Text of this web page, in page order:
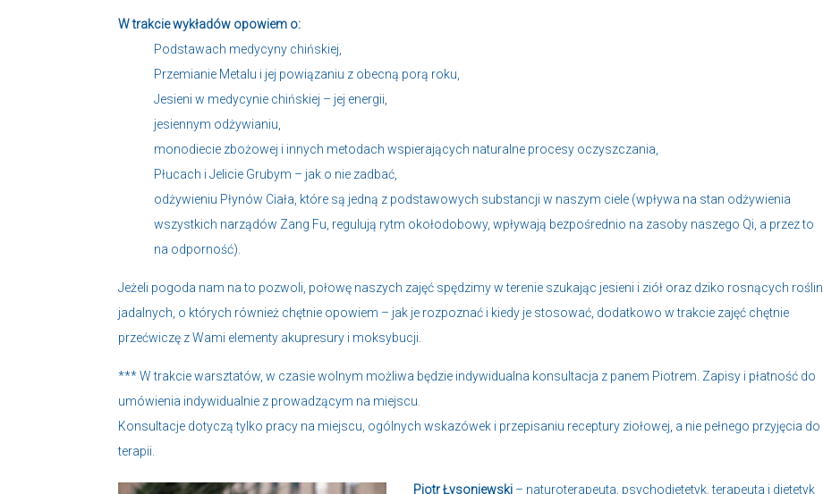
W trakcie wykładów opowiem o:
Podstawach medycyny chińskiej,
Przemianie Metalu i jej powiązaniu z obecną porą roku,
Jesieni w medycynie chińskiej – jej energii,
jesiennym odżywianiu,
monodiecie zbożowej i innych metodach wspierających naturalne procesy oczyszczania,
Płucach i Jelicie Grubym – jak o nie zadbać,
odżywieniu Płynów Ciała, które są jedną z podstawowych substancji w naszym ciele (wpływa na stan odżywienia
wszystkich narządów Zang Fu, regulują rytm okołodobowy, wpływają bezpośrednio na zasoby naszego Qi, a przez to
na odporność).
Jeżeli pogoda nam na to pozwoli, połowę naszych zajęć spędzimy w terenie szukając jesieni i ziół oraz dziko rosnących roślin
jadalnych, o których również chętnie opowiem – jak je rozpoznać i kiedy je stosować, dodatkowo w trakcie zajęć chętnie
przećwiczę z Wami elementy akupresury i moksybucji.
*** W trakcie warsztatów, w czasie wolnym możliwa będzie indywidualna konsultacja z panem Piotrem. Zapisy i płatność do
umówienia indywidualnie z prowadzącym na miejscu.
Konsultacje dotyczą tylko pracy na miejscu, ogólnych wskazówek i przepisaniu receptury ziołowej, a nie pełnego przyjęcia do
terapii.
Piotr Łysoniewski – naturoterapeuta, psychodietetyk, terapeuta i dietetyk